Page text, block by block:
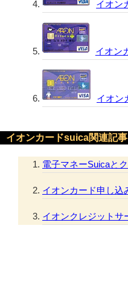
イオン
イオン
イオン
イオンカードsuica関連記事
電子マネーSuicaと
イオンカード申し込
イオンクレジットサ